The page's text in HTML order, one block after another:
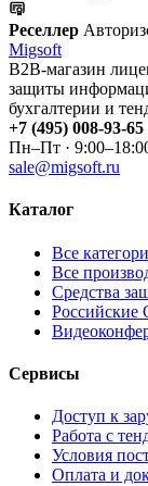
Реселлер
Migsoft
B2B-магазин
защиты
бухгалтерии и
+7 (495) 008-93-65
Пн–Пт ·
sale@migsoft.ru
Каталог
Все
Все
Средства
Российские
Сервисы
Доступ к
Работа с
Условия
Оплата и